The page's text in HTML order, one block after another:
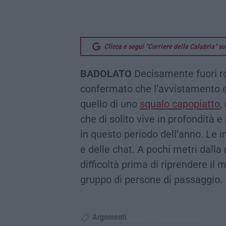
Clicca e segui “Corriere della Calabria”
BADOLATO Decisamente fuori
confermato che
quello di uno squalo capopiatto,
che di solito vive in profondità
in questo periodo dell’anno. Le
e delle chat. A pochi metri
difficoltà prima di riprendere il
gruppo di persone di passaggio.
Argomenti